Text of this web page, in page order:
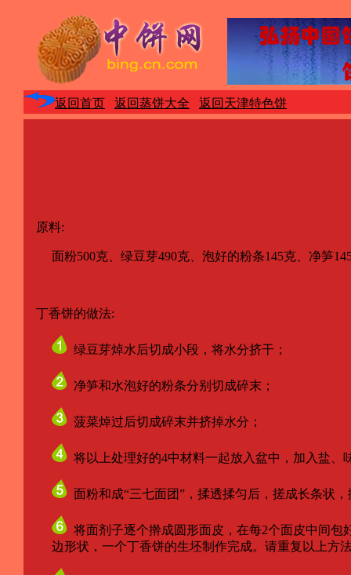
返回首页 返回蒸饼大全 返回天津特色饼
原料:
面粉500克、绿豆芽490克、泡好的粉条145克、净笋
丁香饼的做法:
绿豆芽焯水后切成小段，将水分挤干；
净笋和水泡好的粉条分别切成碎末；
菠菜焯过后切成碎末并挤掉水分；
将以上处理好的4中材料一起放入盆中，加入盐、
面粉和成“三七面团”，揉透揉匀后，搓成长条状
将面剂子逐个擀成圆形面皮，在每2个面皮中间包
边形状，一个丁香饼的生坯制作完成。请重复以上方